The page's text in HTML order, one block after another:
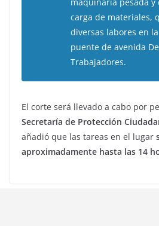
carga de materiales,
diversas labores en
puente de avenida
Trabajadores.
El corte será llevado a cabo por
Secretaría de Protección
añadió que las tareas en el lugar
aproximadamente hasta las 14